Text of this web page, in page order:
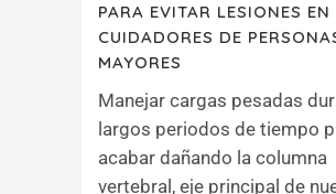
PARA EVITAR LESIONES EN
CUIDADORES DE
MAYORES
Manejar cargas pesadas
largos periodos de tiempo
acabar dañando la columna
vertebral, eje principal de